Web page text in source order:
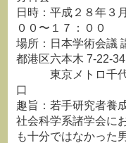
日時：平成２８年３
００〜１７：００
場所：日本学術会議
都港区六本木 7-22-34
東京メトロ千代
口
趣旨：若手研究者養
社会科学系諸学会に
も十分ではなかった